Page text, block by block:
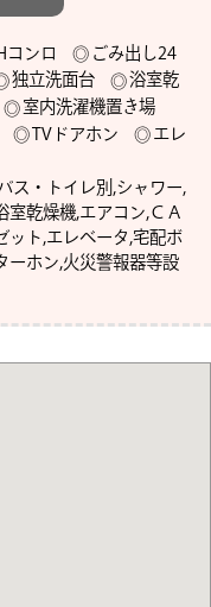
コンロ
ごみ出し24
独立洗面台
浴室乾
室内洗濯機置き場
TVドアホン
エレ
ス・トイレ別,シャワー,
室乾燥機,エアコン,ＣＡ
ット,エレベータ,宅配ボ
ーホン,火災警報器等設